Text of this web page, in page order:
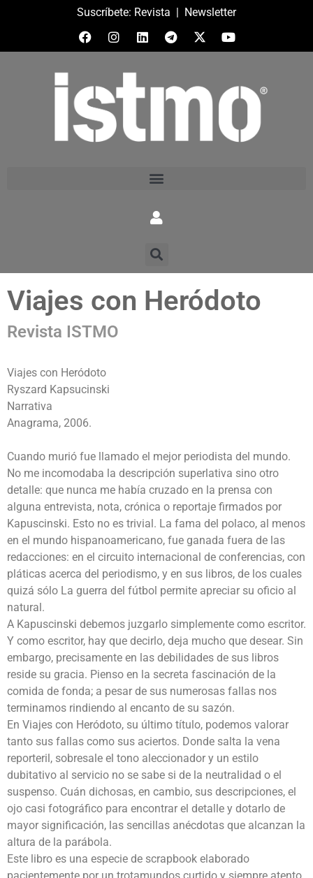
Suscríbete: Revista | Newsletter
Viajes con Heródoto
Revista ISTMO
Viajes con Heródoto
Ryszard Kapsucinski
Narrativa
Anagrama, 2006.
Cuando murió fue llamado el mejor periodista del mundo.
No me incomodaba la descripción superlativa sino otro
detalle: que nunca me había cruzado en la prensa con
alguna entrevista, nota, crónica o reportaje firmados por
Kapuscinski. Esto no es trivial. La fama del polaco, al menos
en el mundo hispanoamericano, fue ganada fuera de las
redacciones: en el circuito internacional de conferencias, con
pláticas acerca del periodismo, y en sus libros, de los cuales
quizá sólo La guerra del fútbol permite apreciar su oficio al
natural.
A Kapuscinski debemos juzgarlo simplemente como escritor.
Y como escritor, hay que decirlo, deja mucho que desear. Sin
embargo, precisamente en las debilidades de sus libros
reside su gracia. Pienso en la secreta fascinación de la
comida de fonda; a pesar de sus numerosas fallas nos
terminamos rindiendo al encanto de su sazón.
En Viajes con Heródoto, su último título, podemos valorar
tanto sus fallas como sus aciertos. Donde salta la vena
reporteril, sobresale el tono aleccionador y un estilo
dubitativo al servicio no se sabe si de la neutralidad o el
suspenso. Cuán dichosas, en cambio, sus descripciones, el
ojo casi fotográfico para encontrar el detalle y dotarlo de
mayor significación, las sencillas anécdotas que alcanzan la
altura de la parábola.
Este libro es una especie de scrapbook elaborado